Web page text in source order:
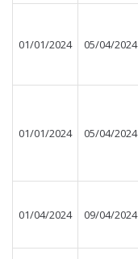
01/01/2024 05/04/2024
01/01/2024 05/04/2024
01/04/2024 09/04/2024